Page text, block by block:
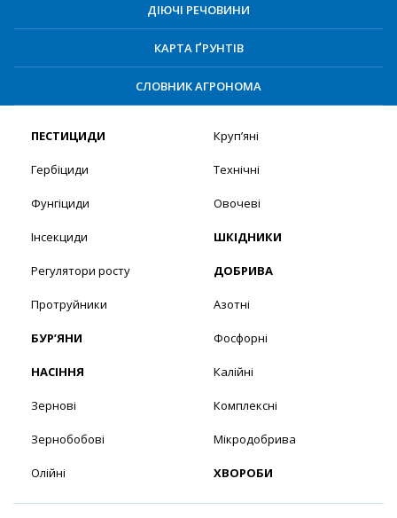
ДІЮЧІ РЕЧОВИНИ
КАРТА ҐРУНТІВ
СЛОВНИК АГРОНОМА
ПЕСТИЦИДИ
Гербіциди
Фунгіциди
Інсекциди
Регулятори росту
Протруйники
БУР’ЯНИ
НАСІННЯ
Зернові
Зернобобові
Олійні
Круп’яні
Технічні
Овочеві
ШКІДНИКИ
ДОБРИВА
Азотні
Фосфорні
Калійні
Комплексні
Мікродобрива
ХВОРОБИ